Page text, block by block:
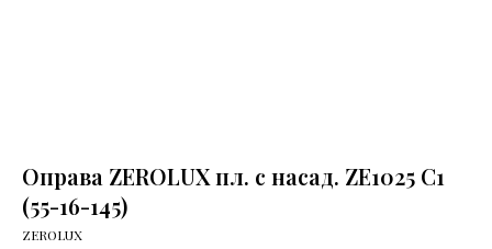
Оправа ZEROLUX пл. с насад. ZE1025 C1
(55-16-145)
ZEROLUX